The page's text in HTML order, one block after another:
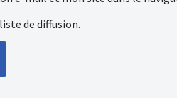
de diffusion.